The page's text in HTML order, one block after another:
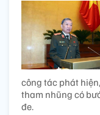
công tác phát
tham nhũng có
đe.